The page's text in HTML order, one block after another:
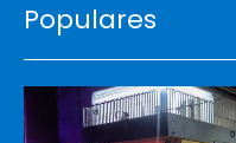
Populares